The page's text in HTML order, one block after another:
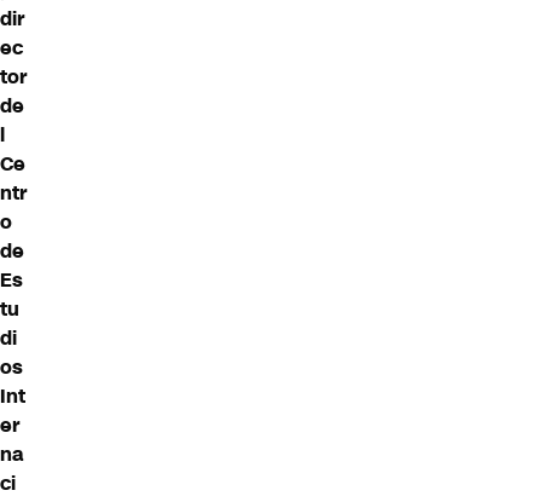
dir
ec
tor
de
l
Ce
ntr
o
de
Es
tu
di
os
Int
er
na
ci